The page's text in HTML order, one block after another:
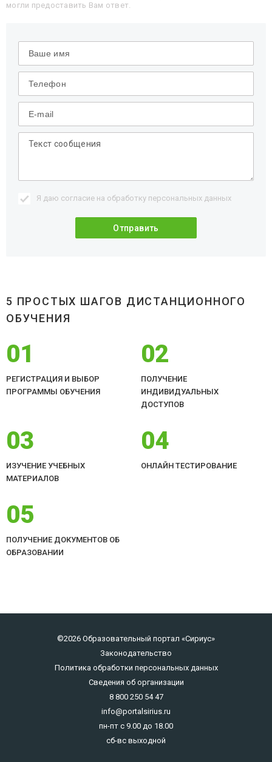
могли предоставить Вам ответ.
Я даю согласие на обработку персональных данных
5 ПРОСТЫХ ШАГОВ ДИСТАНЦИОННОГО
ОБУЧЕНИЯ
01
РЕГИСТРАЦИЯ И ВЫБОР
ПРОГРАММЫ ОБУЧЕНИЯ
02
ПОЛУЧЕНИЕ
ИНДИВИДУАЛЬНЫХ
ДОСТУПОВ
03
ИЗУЧЕНИЕ УЧЕБНЫХ
МАТЕРИАЛОВ
04
ОНЛАЙН ТЕСТИРОВАНИЕ
05
ПОЛУЧЕНИЕ ДОКУМЕНТОВ ОБ
ОБРАЗОВАНИИ
©2026 Образовательный портал «Сириус»
Законодательство
Политика обработки персональных данных
Сведения об организации
8 800 250 54 47
info@portalsirius.ru
пн-пт с 9.00 до 18.00
сб-вс выходной